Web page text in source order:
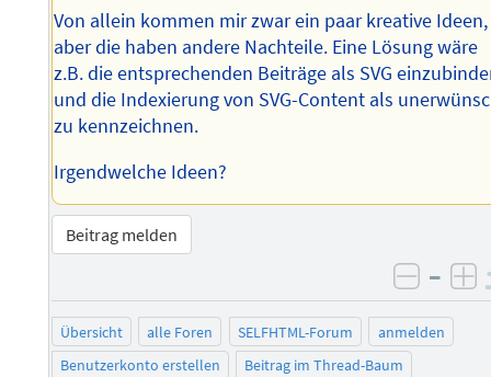
Von allein kommen mir zwar ein paar kreative Ideen,
aber die haben andere Nachteile. Eine Lösung wäre
z.B. die entsprechenden Beiträge als SVG
und die Indexierung von SVG-Content als
zu kennzeichnen.
Irgendwelche Ideen?
Beitrag melden
–
Übersicht alle Foren SELFHTML-Forum
anmelden
Benutzerkonto erstellen
Beitrag im Thread-Baum